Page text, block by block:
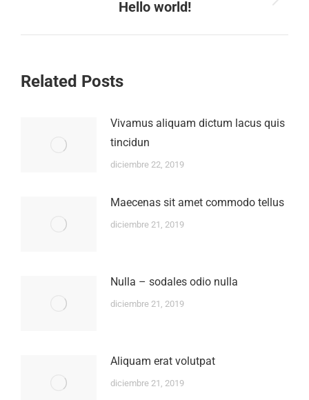
Next
Hello world!
Related Posts
Vivamus aliquam dictum lacus quis
tincidun
diciembre 22, 2019
Maecenas sit amet commodo tellus
diciembre 21, 2019
Nulla – sodales odio nulla
diciembre 21, 2019
Aliquam erat volutpat
diciembre 21, 2019